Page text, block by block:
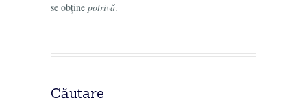
se obține potrivă.
Căutare